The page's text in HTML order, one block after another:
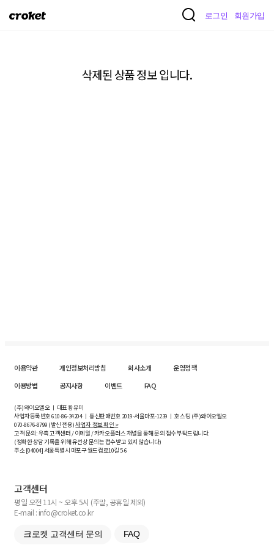
크
로그인 회원가입
삭제된 상품 정보 입니다.
이용약관 개인정보처리방침 회사소개
운영정책
이용방법
공지사항 이벤트 FAQ
(주)와이오엘오 ㅣ 대표 황유미
사업자등록번호610-86-34204ㅣ 통신판매번호 2019-서울마포-1239 ㅣ 호스팅 (주)와이오엘오
070-8676-8799 (발신 전용)사업자 정보 확인 >
고객 문의: 우측 고객센터 / 이메일 / 카카오플러스 채널을 통해 문의 접수 부탁드립니다.
(정확한 상담 기록을 위해 유선상 문의는 접수받고 있지 않습니다)
주소 [04004] 서울특별시 마포구 월드컵로10길5-6
고객센터
평일 오전 11시 ~ 오후 5시 (주말, 공휴일 제외)
E-mail : info@croket.co.kr
크로켓 고객센터 문의 FAQ